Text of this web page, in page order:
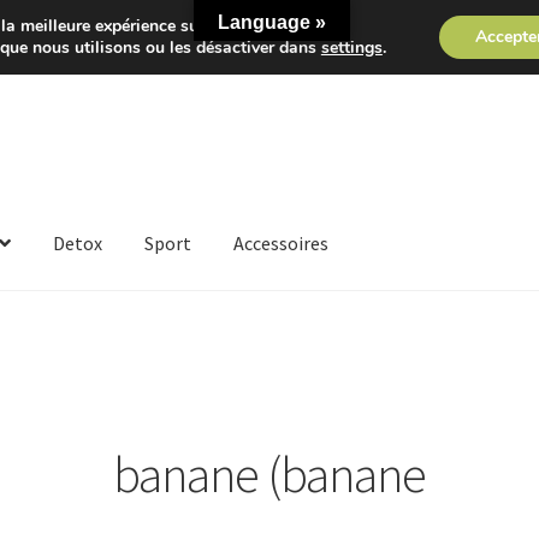
Detox Sport Accessoires
banane (banane
Language »
meilleure expérience sur notre site.
nous utilisons ou les désactiver danssettings.